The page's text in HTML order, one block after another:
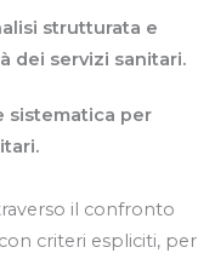
strutturata e
dei servizi sanitari.
sistematica per
il confronto
criteri espliciti, per